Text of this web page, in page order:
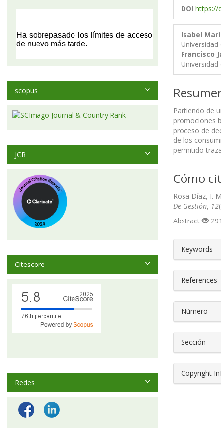
DOI https://
Isabel
Universidad
Francisco
Universidad
Partiendo de
promociones
proceso de
de los
permitido
Cómo
Rosa Díaz, I.
De Gestión, 12
Abstract
Keywords
References
Número
Sección
Copyright
scopus
JCR
Citescore
Redes